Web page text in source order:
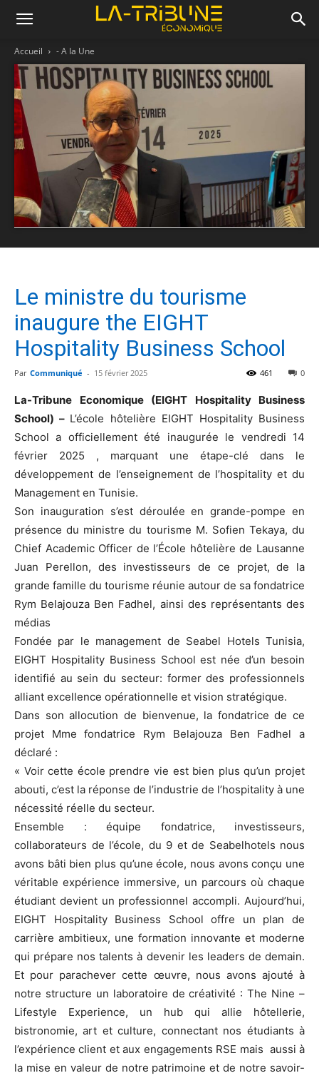
Accueil - A la Une
Le ministre du tourisme
inaugure the EIGHT
Hospitality Business School
Par Communiqué - 15 février 2025 0
461
La-Tribune Economique (EIGHT Hospitality Business
School) – L’école hôtelière EIGHT Hospitality Business
School a officiellement été inaugurée le vendredi 14
février 2025 , marquant une étape-clé dans le
développement de l’enseignement de l’hospitality et du
Management en Tunisie.
Son inauguration s’est déroulée en grande-pompe en
présence du ministre du tourisme M. Sofien Tekaya, du
Chief Academic Officer de l’École hôtelière de Lausanne
Juan Perellon, des investisseurs de ce projet, de la
grande famille du tourisme réunie autour de sa fondatrice
Rym Belajouza Ben Fadhel, ainsi des représentants des
médias
Fondée par le management de Seabel Hotels Tunisia,
EIGHT Hospitality Business School est née d’un besoin
identifié au sein du secteur: former des professionnels
alliant excellence opérationnelle et vision stratégique.
Dans son allocution de bienvenue, la fondatrice de ce
projet Mme fondatrice Rym Belajouza Ben Fadhel a
déclaré :
« Voir cette école prendre vie est bien plus qu’un projet
abouti, c’est la réponse de l’industrie de l’hospitality à une
nécessité réelle du secteur.
Ensemble : équipe fondatrice, investisseurs,
collaborateurs de l’école, du 9 et de Seabelhotels nous
avons bâti bien plus qu’une école, nous avons conçu une
véritable expérience immersive, un parcours où chaque
étudiant devient un professionnel accompli. Aujourd’hui,
EIGHT Hospitality Business School offre un plan de
carrière ambitieux, une formation innovante et moderne
qui prépare nos talents à devenir les leaders de demain.
Et pour parachever cette œuvre, nous avons ajouté à
notre structure un laboratoire de créativité : The Nine –
Lifestyle Experience, un hub qui allie hôtellerie,
bistronomie, art et culture, connectant nos étudiants à
l’expérience client et aux engagements RSE mais aussi à
la mise en valeur de notre patrimoine et de notre savoir-